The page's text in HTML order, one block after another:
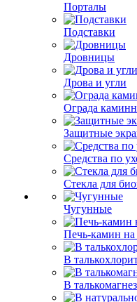
Порталы
Подставки
Дровницы
Дрова и угли
Ограда
Защитные
Средства по
Стекла для
Чугунные
Печь-камин
В
В